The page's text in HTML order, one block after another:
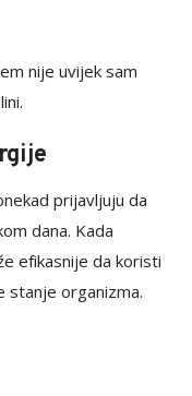
nije uvijek sam
prijavljuju da
dana. Kada
efikasnije da koristi
stanje organizma.